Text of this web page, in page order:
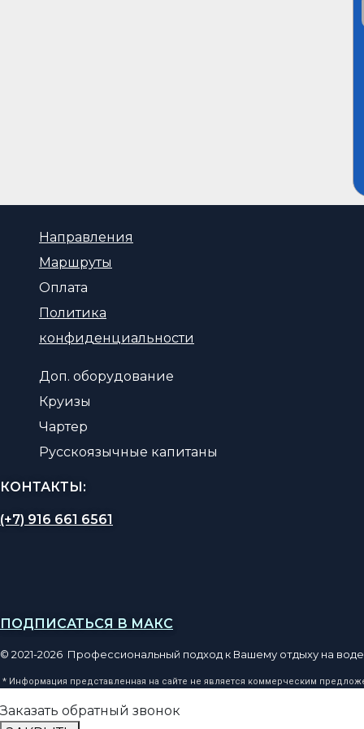
Направления
Маршруты
Оплата
Политика
конфиденциальности
Доп. оборудование
Круизы
Чартер
Русскоязычные капитаны
КОНТАКТЫ:
(+7) 916 661 6561
ПОДПИСАТЬСЯ В МАКС
© 2021-2026 Профессиональный подход к Вашему отдыху на
* Информация представленная на сайте не является коммерческим
Заказать обратный звонок